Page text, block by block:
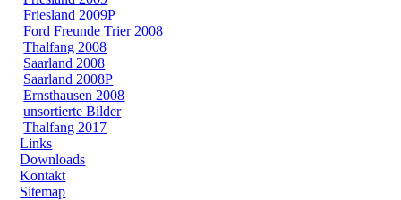
Friesland 2009P
Ford Freunde Trier 2008
Thalfang 2008
Saarland 2008
Saarland 2008P
Ernsthausen 2008
unsortierte Bilder
Thalfang 2017
Links
Downloads
Kontakt
Sitemap